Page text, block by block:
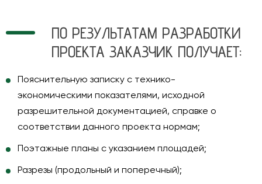
ПО РЕЗУЛЬТАТАМ РАЗРАБОТКИ
ПРОЕКТА ЗАКАЗЧИК ПОЛУЧАЕТ:
Пояснительную записку с технико-
экономическими показателями, исходной
разрешительной документацией, справке о
соответствии данного проекта нормам;
Поэтажные планы с указанием площадей;
Разрезы (продольный и поперечный);